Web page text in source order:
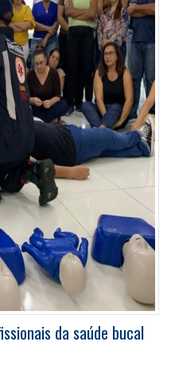
da saúde bucal